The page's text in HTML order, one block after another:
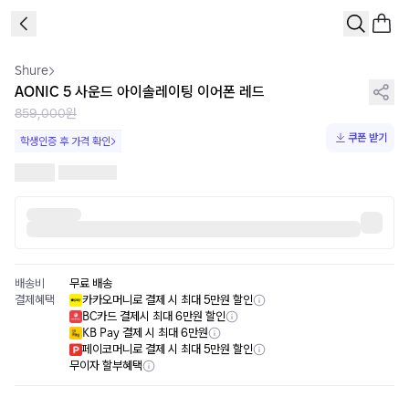
Shure
AONIC 5 사운드 아이솔레이팅 이어폰 레드
859,000원
학생인증 후 가격 확인 쿠폰 받기
배송비
무료 배송
결제혜택
카카오머니로 결제 시 최대 5만원 할인
BC카드 결제시 최대 6만원 할인
KB Pay 결제 시 최대 6만원
페이코머니로 결제 시 최대 5만원 할인
무이자 할부혜택